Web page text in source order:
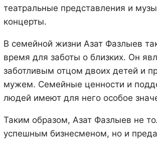
театральные представления и
концерты.
В семейной жизни Азат Фазлыев
время для заботы о близких. Он
заботливым отцом двоих детей и
мужем. Семейные ценности и
людей имеют для него особое
Таким образом, Азат Фазлыев не
успешным бизнесменом, но и